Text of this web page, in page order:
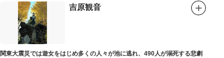
吉原観音
関東大震災では遊女をはじめ多くの人々が池に逃れ、490人が溺死する悲劇